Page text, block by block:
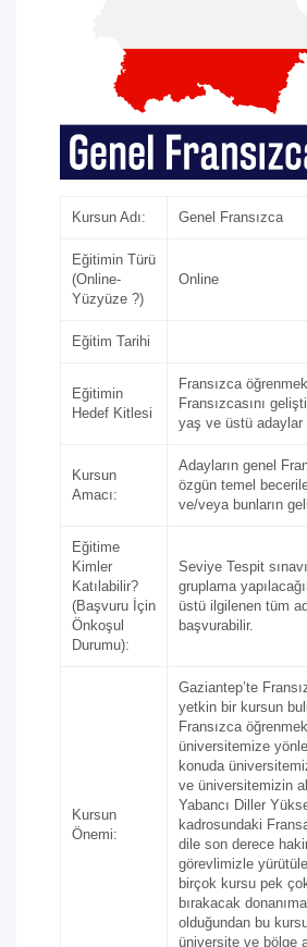
Kursun Adı: Genel Fransızca
Eğitimin Türü
(Online-
Yüzyüze ?)
Online
Eğitim Tarihi
Eğitimin
Hedef Kitlesi
Fransızca
Fransızcasını
yaş ve üstü adaylar
Kursun
Amacı:
Adayların genel
özgün temel
ve/veya bunların
Eğitime
Kimler
Katılabilir?
(Başvuru İçin
Önkoşul
Durumu):
Seviye Tespit
gruplama
üstü ilgilenen tüm
başvurabilir.
Kursun
Önemi:
Gaziantep’te
yetkin bir kursun
Fransızca
üniversitemize
konuda
ve üniversitemizin
Yabancı Diller
kadrosundaki
dile son derece
görevlimizle
birçok kursu pek
bırakacak
olduğundan bu
üniversite ve bölge